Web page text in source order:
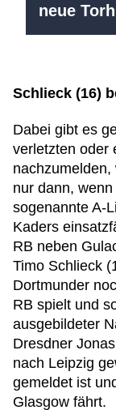
neue
Schlieck (16)
Dabei gibt es
verletzten oder
nur dann,
sogenannte A-
Kaders
RB neben
Timo Schlieck
Dortmunder
RB spielt und
ausgebildeter
Dresdner
nach Leipzig
gemeldet ist
Glasgow fährt.